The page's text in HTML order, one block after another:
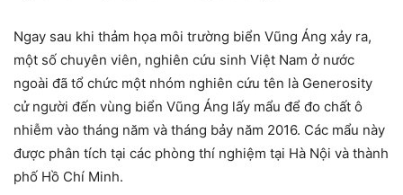
Ngay sau khi thảm họa môi trường biển Vũng Áng xảy ra,
một số chuyên viên, nghiên cứu sinh Việt Nam ở nước
ngoài đã tổ chức một nhóm nghiên cứu tên là Generosity
cử người đến vùng biển Vũng Áng lấy mẩu để đo chất ô
nhiễm vào tháng năm và tháng bảy năm 2016. Các mẩu này
được phân tích tại các phòng thí nghiệm tại Hà Nội và thành
phố Hồ Chí Minh.